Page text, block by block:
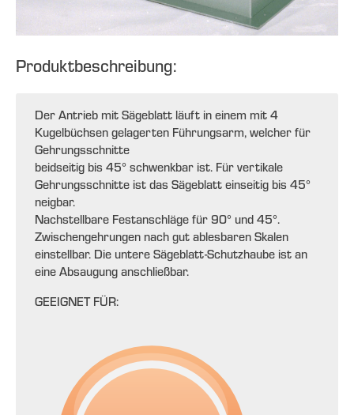
Produktbeschreibung:
Der Antrieb mit Sägeblatt läuft in einem mit 4
Kugelbüchsen gelagerten Führungsarm, welcher für
Gehrungsschnitte
beidseitig bis 45° schwenkbar ist. Für vertikale
Gehrungsschnitte ist das Sägeblatt einseitig bis 45°
neigbar.
Nachstellbare Festanschläge für 90° und 45°.
Zwischengehrungen nach gut ablesbaren Skalen
einstellbar. Die untere Sägeblatt-Schutzhaube ist an
eine Absaugung anschließbar.
GEEIGNET FÜR: